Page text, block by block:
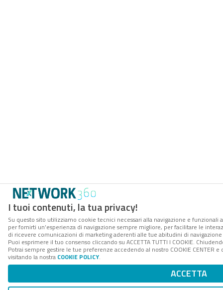
I tuoi contenuti, la tua privacy!
Su questo sito utilizziamo cookie tecnici necessari alla navigazione e funzionali
per fornirti un’esperienza di navigazione sempre migliore, per facilitare le
di ricevere comunicazioni di marketing aderenti alle tue abitudini di
Puoi esprimere il tuo consenso cliccando su ACCETTA TUTTI I COOKIE.
Potrai sempre gestire le tue preferenze accedendo al nostro COOKIE
visitando la nostra COOKIE POLICY.
ACCETTA